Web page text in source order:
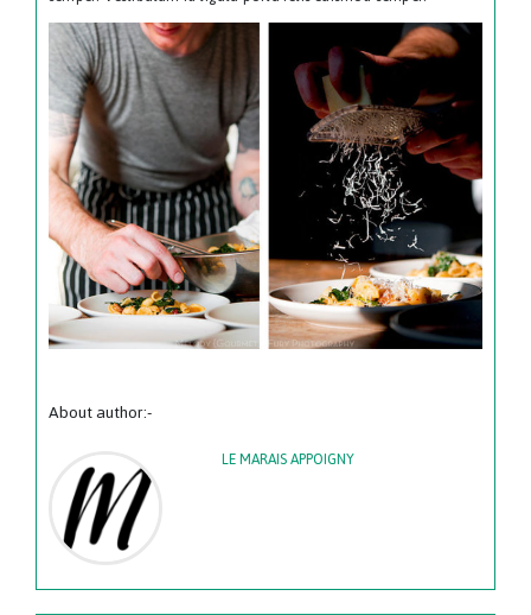
About author:-
LE MARAIS APPOIGNY